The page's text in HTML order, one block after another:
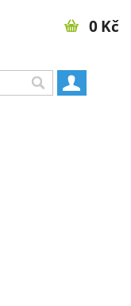
0 Kč